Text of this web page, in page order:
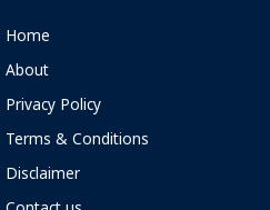
Home
About
Privacy Policy
Terms & Conditions
Disclaimer